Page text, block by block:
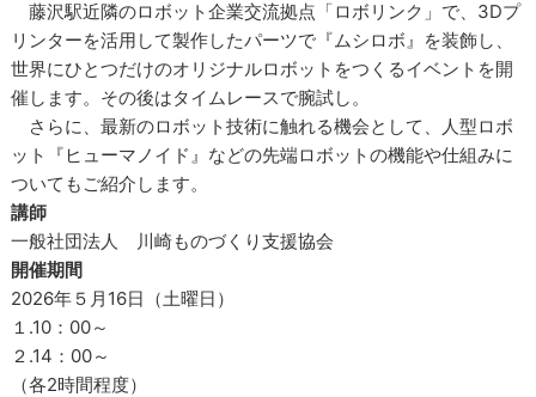
藤沢駅近隣のロボット企業交流拠点「ロボリンク」で、3Dプ
リンターを活用して製作したパーツで『ムシロボ』を装飾し、
世界にひとつだけのオリジナルロボットをつくるイベントを開
催します。その後はタイムレースで腕試し。
さらに、最新のロボット技術に触れる機会として、人型ロボ
ット『ヒューマノイド』などの先端ロボットの機能や仕組みに
ついてもご紹介します。
講師
一般社団法人 川崎ものづくり支援協会
開催期間
2026年５月16日（土曜日）
１.10：00～
２.14：00～
（各2時間程度）